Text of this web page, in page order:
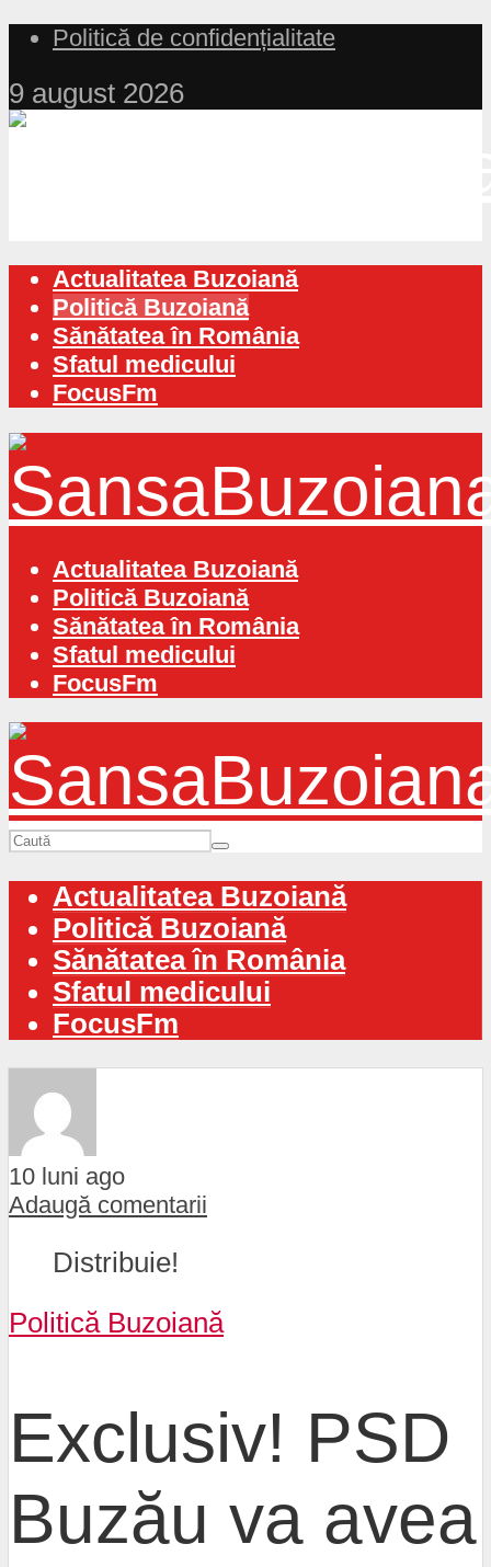
Politică de confidențialitate
9 august 2026
Actualitatea Buzoiană
Politică Buzoiană
Sănătatea în România
Sfatul medicului
FocusFm
Actualitatea Buzoiană
Politică Buzoiană
Sănătatea în România
Sfatul medicului
FocusFm
Actualitatea Buzoiană
Politică Buzoiană
Sănătatea în România
Sfatul medicului
FocusFm
10 luni ago
Adaugă comentarii
Distribuie!
Politică Buzoiană
Exclusiv! PSD
Buzău va avea